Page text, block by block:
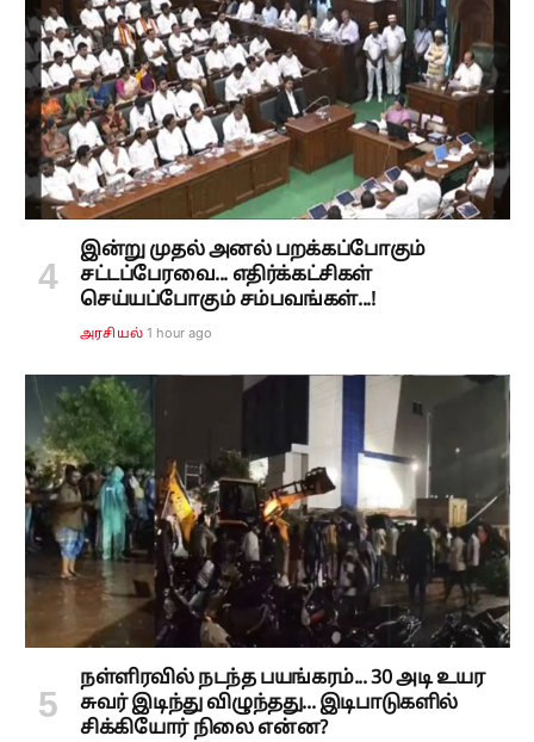
இன்று முதல் அனல் பறக்கப்போகும்
சட்டப்பேரவை... எதிர்க்கட்சிகள்
செய்யப்போகும் சம்பவங்கள்...!
அரசியல் 1 hour ago
நள்ளிரவில் நடந்த பயங்கரம்... 30 அடி உயர
சுவர் இடிந்து விழுந்தது... இடிபாடுகளில்
சிக்கியோர் நிலை என்ன?